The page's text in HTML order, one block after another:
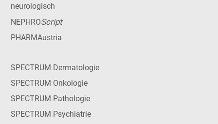
neurologisch
NEPHROScript
PHARMAustria
SPECTRUM Dermatologie
SPECTRUM Onkologie
SPECTRUM Pathologie
SPECTRUM Psychiatrie